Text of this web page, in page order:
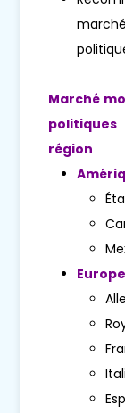
Marché
région
Europe